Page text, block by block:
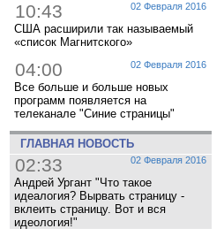
02 Февраля 2016
10:43
США расширили так называемый
«список Магнитского»
02 Февраля 2016
04:00
Все больше и больше новых
программ появляется на
телеканале "Синие страницы"
ГЛАВНАЯ НОВОСТЬ
02 Февраля 2016
02:33
Андрей Ургант "Что такое
идеалогия? Вырвать страницу -
вклеить страницу. Вот и вся
идеология!"